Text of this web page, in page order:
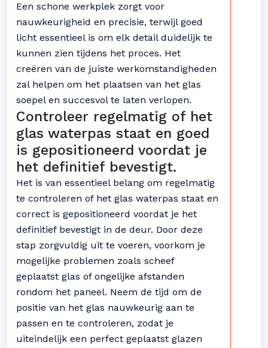
Een schone werkplek zorgt voor
nauwkeurigheid en precisie, terwijl goed
licht essentieel is om elk detail duidelijk te
kunnen zien tijdens het proces. Het
creëren van de juiste werkomstandigheden
zal helpen om het plaatsen van het glas
soepel en succesvol te laten verlopen.
Controleer regelmatig of het
glas waterpas staat en goed
is gepositioneerd voordat je
het definitief bevestigt.
Het is van essentieel belang om regelmatig
te controleren of het glas waterpas staat en
correct is gepositioneerd voordat je het
definitief bevestigt in de deur. Door deze
stap zorgvuldig uit te voeren, voorkom je
mogelijke problemen zoals scheef
geplaatst glas of ongelijke afstanden
rondom het paneel. Neem de tijd om de
positie van het glas nauwkeurig aan te
passen en te controleren, zodat je
uiteindelijk een perfect geplaatst glazen